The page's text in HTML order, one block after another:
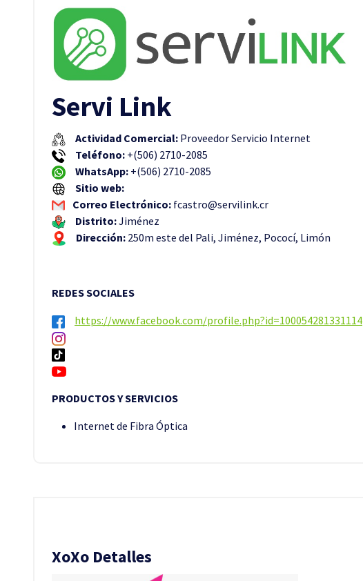
Servi Link
Actividad Comercial: Proveedor Servicio Internet
Teléfono: +(506) 2710-2085
WhatsApp: +(506) 2710-2085
Sitio web:
Correo Electrónico: fcastro@servilink.cr
Distrito:Jiménez
Dirección: 250m este del Pali, Jiménez, Pococí, Limón
REDES SOCIALES
https://www.facebook.com/profile.php?id=100054281331114
PRODUCTOS Y SERVICIOS
Internet de Fibra Óptica
XoXo Detalles